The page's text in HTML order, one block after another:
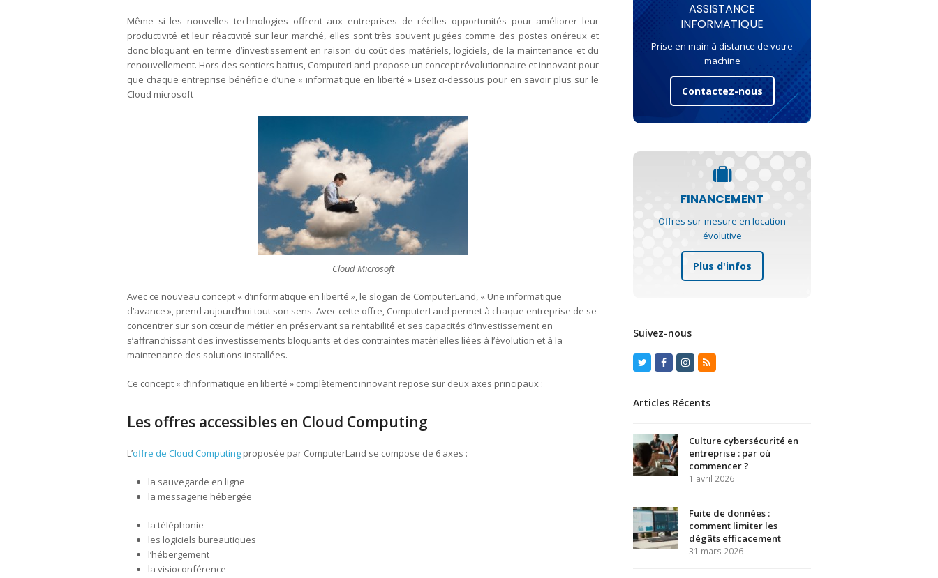
Même si les nouvelles technologies offrent aux entreprises de réelles opportunités pour améliorer leur
productivité et leur réactivité sur leur marché, elles sont très souvent jugées comme des postes onéreux et
donc bloquant en terme d’investissement en raison du coût des matériels, logiciels, de la maintenance et du
renouvellement. Hors des sentiers battus, ComputerLand propose un concept révolutionnaire et innovant pour
que chaque entreprise bénéficie d’une « informatique en liberté » Lisez ci-dessous pour en savoir plus sur le
Cloud microsoft
Cloud Microsoft
Avec ce nouveau concept « d’informatique en liberté », le slogan de ComputerLand, « Une informatique
d’avance », prend aujourd’hui tout son sens. Avec cette offre, ComputerLand permet à chaque entreprise de se
concentrer sur son cœur de métier en préservant sa rentabilité et ses capacités d’investissement en
s’affranchissant des investissements bloquants et des contraintes matérielles liées à l’évolution et à la
maintenance des solutions installées.
Ce concept « d’informatique en liberté » complètement innovant repose sur deux axes principaux :
Les offres accessibles en Cloud Computing
L’offre de Cloud Computing proposée par ComputerLand se compose de 6 axes :
la sauvegarde en ligne
la messagerie hébergée
la téléphonie
les logiciels bureautiques
l’hébergement
la visioconférence
ASSISTANCE
INFORMATIQUE
Prise en main à distance de votre
machine
Contactez-nous
FINANCEMENT
Offres sur-mesure en location
évolutive
Plus d'infos
Suivez-nous
TwitterFacebook
Instagram
RSS
Articles Récents
Culture cybersécurité en
entreprise : par où
commencer ?
1 avril 2026
Fuite de données :
comment limiter les
dégâts efficacement
31 mars 2026